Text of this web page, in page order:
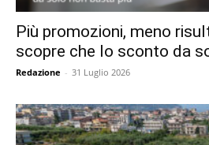
Più promozioni, meno
scopre che lo sconto da
Redazione - 31 Luglio 2026